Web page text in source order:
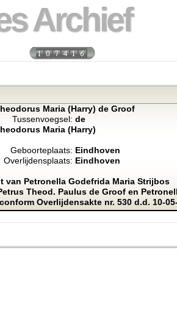
Archief
Maria (Harry) de Groof
Tussenvoegsel: de
Maria (Harry)
Geboorteplaats: Eindhoven
Overlijdensplaats: Eindhoven
van Petronella Godefrida Maria Strijbos
Theod. Paulus de Groof en
Overlijdensakte nr. 530 d.d. 10-